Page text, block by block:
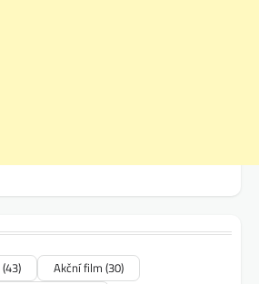
(43) Akční film (30)